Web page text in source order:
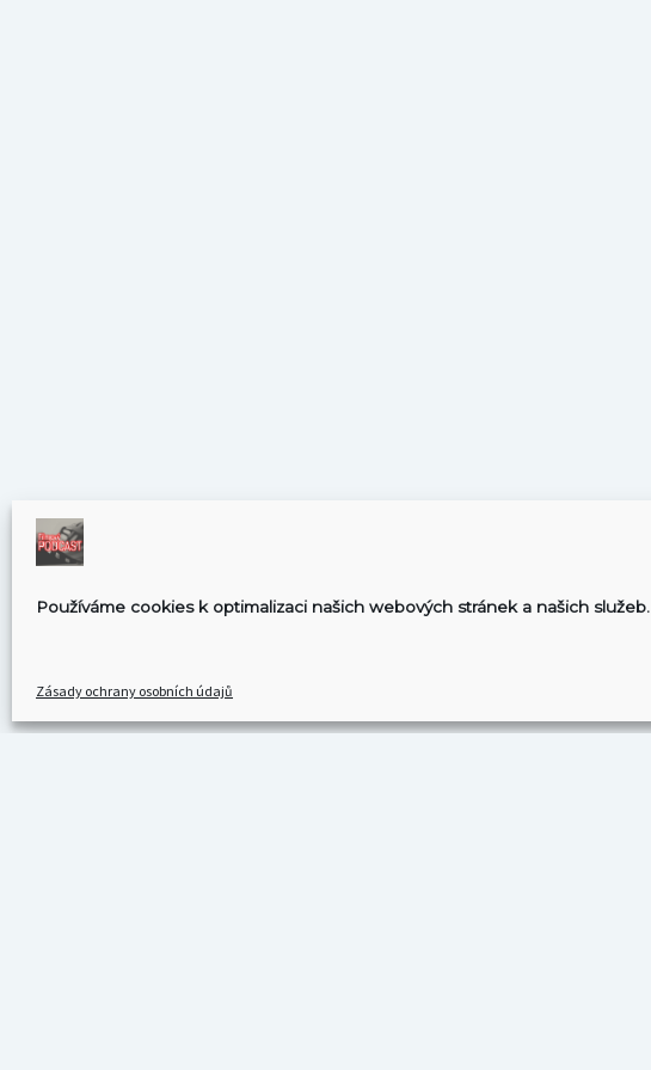
Používáme cookies k optimalizaci našich webových stránek a našich služeb.
Zásady ochrany osobních údajů